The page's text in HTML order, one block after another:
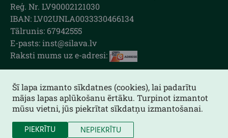
Reģ. Nr. LV90002121030
IBAN: LV02UNLA0033330466134
Tālrunis: 67942555
E-pasts: inst@silava.lv
Raksti mums uz e-adresi:
Lapas karte
Šī lapa izmanto sīkdatnes (cookies), lai padarītu
mājas lapas aplūkošanu ērtāku. Turpinot izmantot
mūsu vietni, jūs piekrītat sīkdatņu izmantošanai.
PIEKRĪTU NEPIEKRĪTU